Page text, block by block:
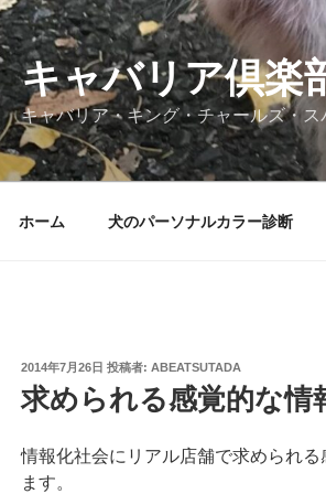
キャバリア倶楽
キャバリア・キング・チャールズ・
ホーム 犬のパーソナルカラー診断
投
日:
2014年7月26日 投稿者: ABEATSUTADA
求められる感覚的な情
情報化社会にリアル店舗で求められ
ます。